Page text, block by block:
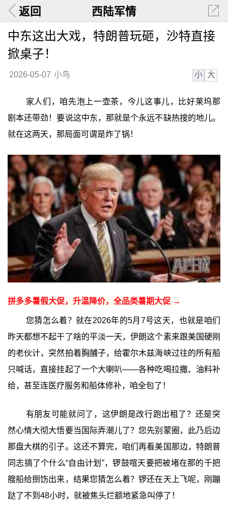
返回 西陆军情
中东这出大戏，特朗普玩砸，沙特直接
掀桌子！
2026-05-07 小鸟 小 大
家人们，咱先泡上一壶茶，今儿这事儿，比好莱坞那
剧本还带劲！要说这中东，那就是个永远不缺热搜的地儿。
就在这两天，那局面可谓是炸了锅！
拼多多暑假大促，升温降价，全品类暑期大促 →
您猜怎么着？就在2026年的5月7号这天，也就是咱们
昨天都想不起干了啥的平淡一天，伊朗这个素来跟美国硬刚
的老伙计，突然拍着胸脯子，给霍尔木兹海峡过往的所有船
只喊话，直接挂起了一个大喇叭——各种吃喝拉撒、油料补
给，甚至连医疗服务和船体修补，咱全包了！
有朋友可能就问了，这伊朗是改行跑出租了？还是突
然心情大彻大悟要当国际弄潮儿了？您先别蒙圈，此乃后边
那盘大棋的引子。这还不算完，咱们再看美国那边，特朗普
同志搞了个什么“自由计划”，锣鼓喧天要把被堵在那的千把
艘船给捯饬出来，结果您猜怎么着？锣还在天上飞呢，刚蹦
跶了不到48小时，就被焦头烂额地紧急叫停了！